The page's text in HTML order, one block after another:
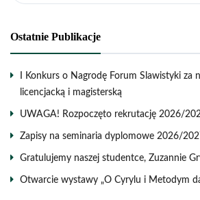
Ostatnie Publikacje
I Konkurs o Nagrodę Forum Slawistyki za
licencjacką i magisterską
UWAGA! Rozpoczęto rekrutację 2026/
Zapisy na seminaria dyplomowe 2026/
Gratulujemy naszej studentce, Zuzannie
Otwarcie wystawy „O Cyrylu i Metodym